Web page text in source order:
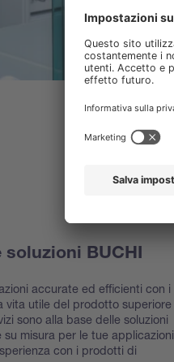
BUCHI
accurate ed efficienti con i
vita utile del prodotto superiore
sono alla base delle soluzioni
misura per le tue applicazioni
con i prodotti di